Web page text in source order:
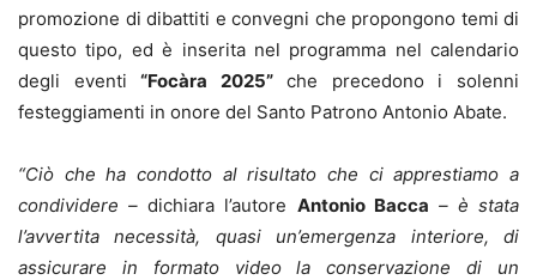
promozione di dibattiti e convegni che propongono temi di
questo tipo, ed è inserita nel programma nel calendario
degli eventi“Focàra 2025”che precedono i solenni
festeggiamenti in onore del Santo Patrono Antonio Abate.
“Ciò che ha condotto al risultato che ci apprestiamo a
condividere –dichiara l’autore Antonio Bacca – è stata
l’avvertita necessità, quasi un’emergenza interiore, di
assicurare in formato video la conservazione di un